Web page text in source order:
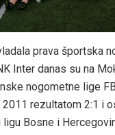
prava športska
Inter danas su na
nogometne lige
rezultatom 2:1 i
Bosne i